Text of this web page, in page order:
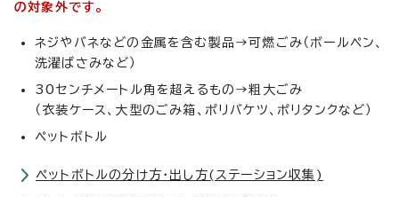
の対象外です。
ネジやバネなどの金属を含む製品→可燃ごみ（ボールペン、
洗濯ばさみなど）
30センチメートル角を超えるもの→粗大ごみ
（衣装ケース、大型のごみ箱、ポリバケツ、ポリタンクなど）
ペットボトル
ペットボトルの分け方・出し方(ステーション収集)